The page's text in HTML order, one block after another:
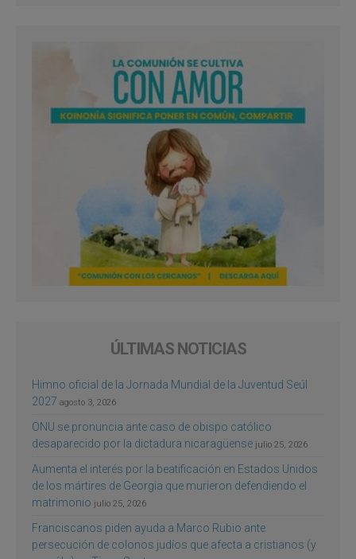
ÚLTIMAS NOTICIAS
Himno oficial de la Jornada Mundial de la Juventud Seúl
2027 agosto 3, 2026
ONU se pronuncia ante caso de obispo católico
desaparecido por la dictadura nicaragüense julio 25, 2026
Aumenta el interés por la beatificación en Estados Unidos
de los mártires de Georgia que murieron defendiendo el
matrimonio julio 25, 2026
Franciscanos piden ayuda a Marco Rubio ante
persecución de colonos judíos que afecta a cristianos (y